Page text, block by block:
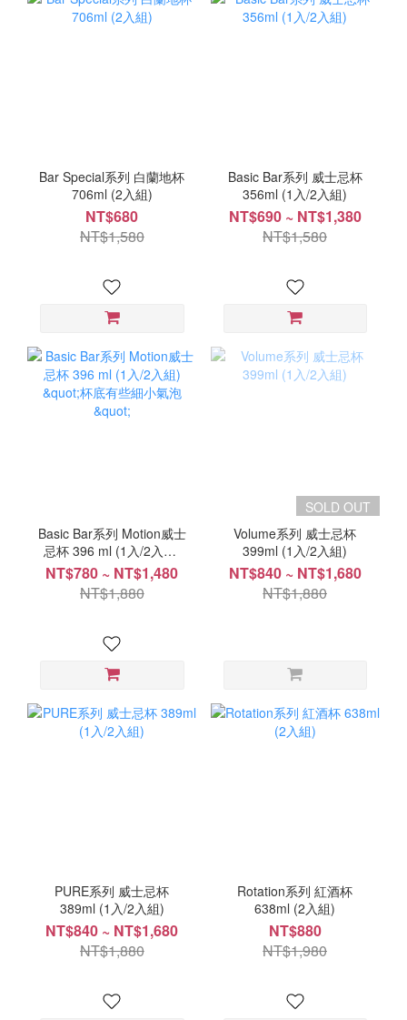
Bar Special系列 白蘭地杯
706ml (2入組)
NT$680
NT$1,580
Basic Bar系列 威士忌杯
356ml (1入/2入組)
NT$690 ~ NT$1,380
NT$1,580
Basic Bar系列 Motion威士
忌杯 396 ml (1入/2入組)
"杯底有些細小氣泡"
NT$780 ~ NT$1,480
NT$1,880
SOLD OUT
Volume系列 威士忌杯
399ml (1入/2入組)
NT$840 ~ NT$1,680
NT$1,880
PURE系列 威士忌杯
389ml (1入/2入組)
NT$840 ~ NT$1,680
NT$1,880
Rotation系列 紅酒杯
638ml (2入組)
NT$880
NT$1,980